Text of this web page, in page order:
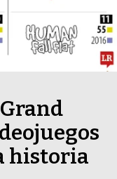
historia